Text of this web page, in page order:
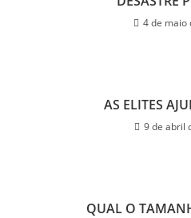
4 de maio
AS ELITES
9 de abril
QUAL O